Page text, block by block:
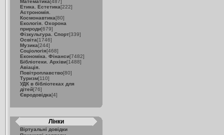
Математика[487]
Етика. Естетика[222]
Астрономія.
Космонавтика[80]
Екологія. Охорона
природи[679]
Фізкультура. Спорт[339]
Освіта[1746]
Музика[244]
Соціологія[468]
Економіка. Фінанси[7482]
Бібліотеки. Архіви[1488]
Авіація.
Повітроплавство[80]
Туризм[110]
УДК в бібліотеках для
дітей[76]
Євродовідка[4]
Лінки
Віртуальні довідки